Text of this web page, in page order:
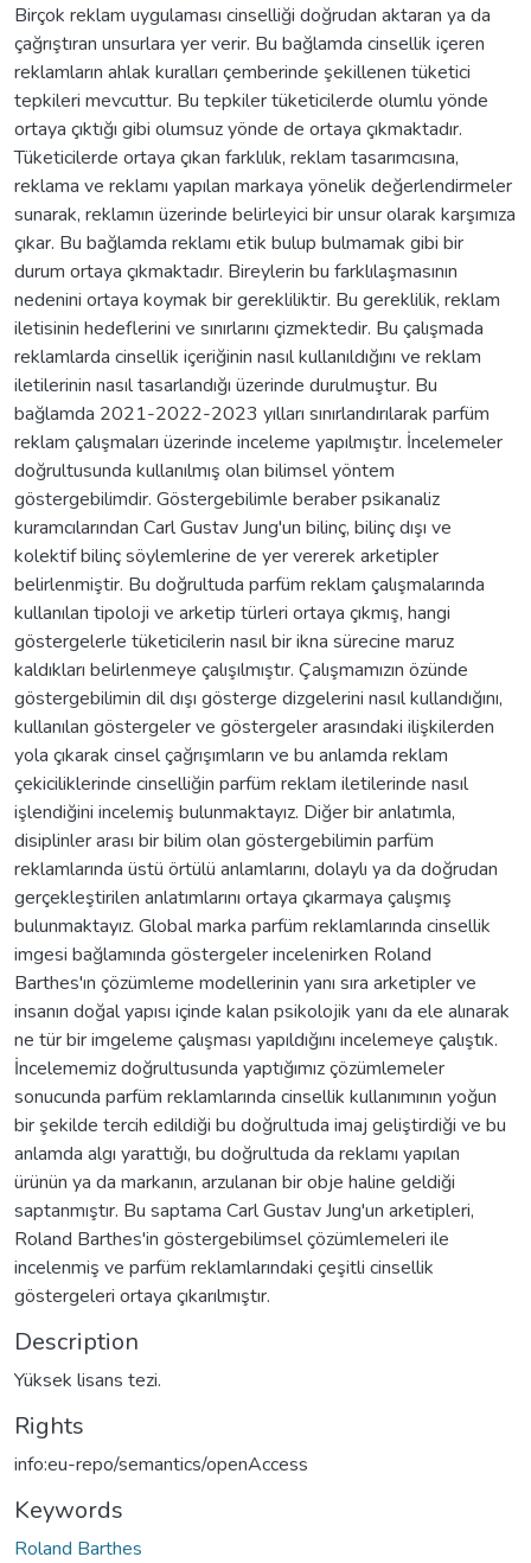
Birçok reklam uygulaması cinselliği doğrudan aktaran ya da
çağrıştıran unsurlara yer verir. Bu bağlamda cinsellik içeren
reklamların ahlak kuralları çemberinde şekillenen tüketici
tepkileri mevcuttur. Bu tepkiler tüketicilerde olumlu yönde
ortaya çıktığı gibi olumsuz yönde de ortaya çıkmaktadır.
Tüketicilerde ortaya çıkan farklılık, reklam tasarımcısına,
reklama ve reklamı yapılan markaya yönelik değerlendirmeler
sunarak, reklamın üzerinde belirleyici bir unsur olarak karşımıza
çıkar. Bu bağlamda reklamı etik bulup bulmamak gibi bir
durum ortaya çıkmaktadır. Bireylerin bu farklılaşmasının
nedenini ortaya koymak bir gerekliliktir. Bu gereklilik, reklam
iletisinin hedeflerini ve sınırlarını çizmektedir. Bu çalışmada
reklamlarda cinsellik içeriğinin nasıl kullanıldığını ve reklam
iletilerinin nasıl tasarlandığı üzerinde durulmuştur. Bu
bağlamda 2021-2022-2023 yılları sınırlandırılarak parfüm
reklam çalışmaları üzerinde inceleme yapılmıştır. İncelemeler
doğrultusunda kullanılmış olan bilimsel yöntem
göstergebilimdir. Göstergebilimle beraber psikanaliz
kuramcılarından Carl Gustav Jung'un bilinç, bilinç dışı ve
kolektif bilinç söylemlerine de yer vererek arketipler
belirlenmiştir. Bu doğrultuda parfüm reklam çalışmalarında
kullanılan tipoloji ve arketip türleri ortaya çıkmış, hangi
göstergelerle tüketicilerin nasıl bir ikna sürecine maruz
kaldıkları belirlenmeye çalışılmıştır. Çalışmamızın özünde
göstergebilimin dil dışı gösterge dizgelerini nasıl kullandığını,
kullanılan göstergeler ve göstergeler arasındaki ilişkilerden
yola çıkarak cinsel çağrışımların ve bu anlamda reklam
çekiciliklerinde cinselliğin parfüm reklam iletilerinde nasıl
işlendiğini incelemiş bulunmaktayız. Diğer bir anlatımla,
disiplinler arası bir bilim olan göstergebilimin parfüm
reklamlarında üstü örtülü anlamlarını, dolaylı ya da doğrudan
gerçekleştirilen anlatımlarını ortaya çıkarmaya çalışmış
bulunmaktayız. Global marka parfüm reklamlarında cinsellik
imgesi bağlamında göstergeler incelenirken Roland
Barthes'ın çözümleme modellerinin yanı sıra arketipler ve
insanın doğal yapısı içinde kalan psikolojik yanı da ele alınarak
ne tür bir imgeleme çalışması yapıldığını incelemeye çalıştık.
İncelememiz doğrultusunda yaptığımız çözümlemeler
sonucunda parfüm reklamlarında cinsellik kullanımının yoğun
bir şekilde tercih edildiği bu doğrultuda imaj geliştirdiği ve bu
anlamda algı yarattığı, bu doğrultuda da reklamı yapılan
ürünün ya da markanın, arzulanan bir obje haline geldiği
saptanmıştır. Bu saptama Carl Gustav Jung'un arketipleri,
Roland Barthes'in göstergebilimsel çözümlemeleri ile
incelenmiş ve parfüm reklamlarındaki çeşitli cinsellik
göstergeleri ortaya çıkarılmıştır.
Description
Yüksek lisans tezi.
Rights
info:eu-repo/semantics/openAccess
Keywords
Roland Barthes